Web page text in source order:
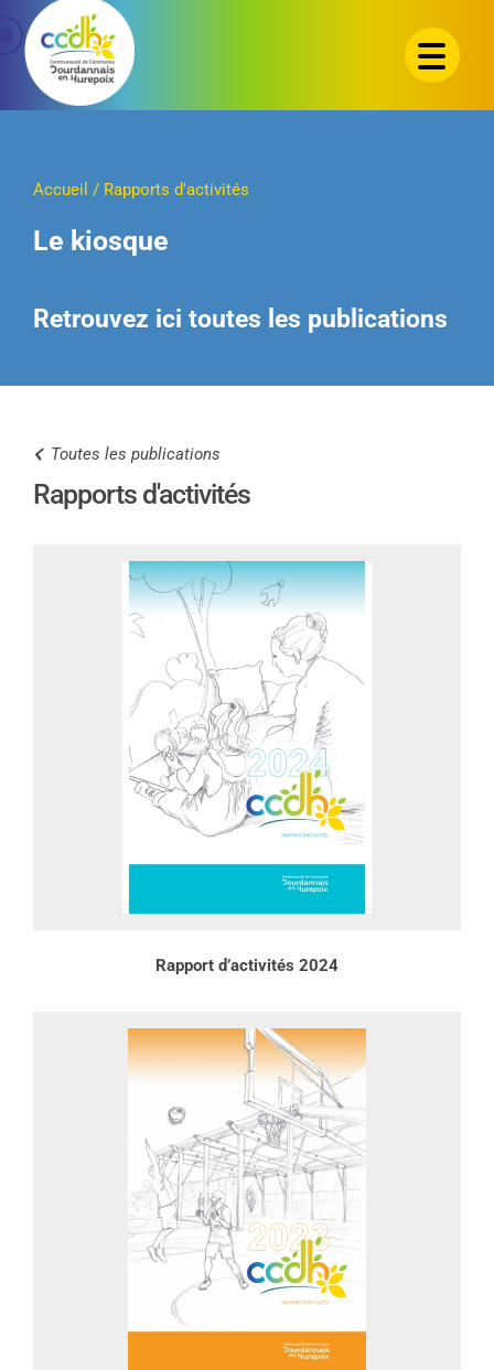
Passer
contenu
Accueil / Rapports d'activités
Le kiosque
Retrouvez ici toutes les publications
Toutes les publications
Rapports d'activités
Rapport d’activités 2024